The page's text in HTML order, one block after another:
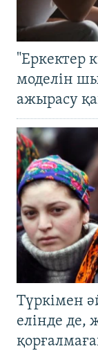
"Еркектер
моделін
ажырасу
Түркімен
елінде де,